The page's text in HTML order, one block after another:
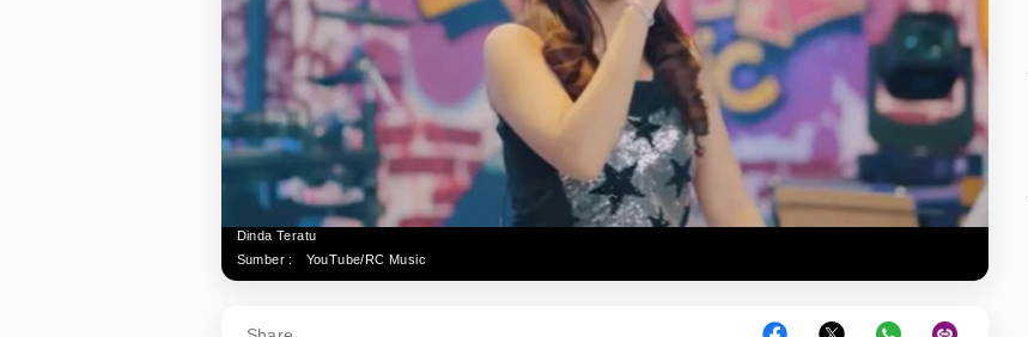
Dinda Teratu
Sumber :
YouTube/RC Music